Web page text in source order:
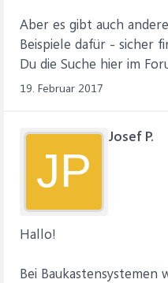
Aber es gibt auch
Beispiele dafür - sicher
Du die Suche hier im
19. Februar 2017
JP
Josef P.
Hallo!
Bei